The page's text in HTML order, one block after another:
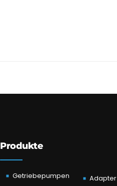
Produkte
Getriebepumpen
Adapter